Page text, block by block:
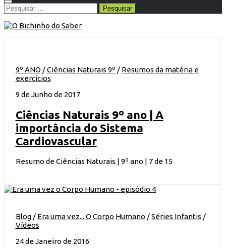
Pesquisar
por:
9º ANO /Ciências Naturais 9º / Resumos da matéria e
exercícios
9 de Junho de 2017
Ciências Naturais 9º ano | A
importância do Sistema
Cardiovascular
Resumo de Ciências Naturais | 9º ano | 7 de 15
Blog/ Era uma vez... O Corpo Humano /Séries Infantis /
Vídeos
24 de Janeiro de 2016